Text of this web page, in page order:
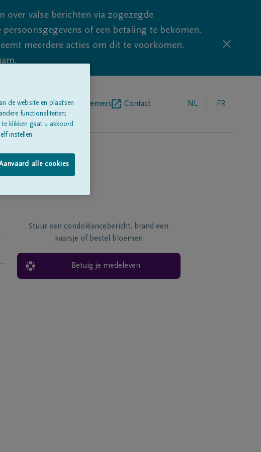
over valse berichten via zogezegde
of een betaling te bekomen.
meerdere acties om dit te voorkomen.
onsBegrafenisondernemers Contact NL FR
Stuur een condoléancebericht, brand een
kaarsje of bestel bloemen
Betuig je medeleven
de website en plaatsen
functionaliteiten;
klikken gaat u akkoord
instellen.
alle cookies